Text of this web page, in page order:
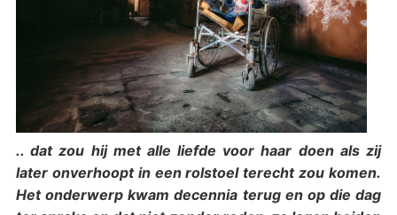
.. dat zou hij met alle liefde voor haar doen als zij
later onverhoopt in een rolstoel terecht zou komen.
Het onderwerp kwam decennia terug en op die dag